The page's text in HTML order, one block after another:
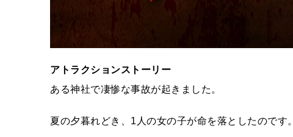
アトラクションストーリー
ある神社で凄惨な事故が起きました。
夏の夕暮れどき、1人の女の子が命を落としたのです。